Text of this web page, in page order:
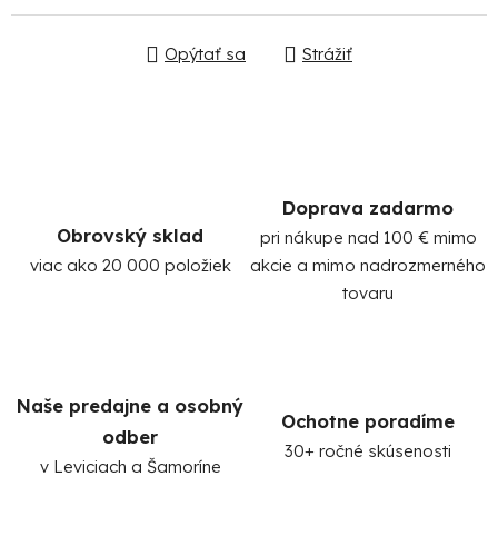
Opýtať sa Strážiť
Obrovský sklad
viac ako 20 000 položiek
Doprava zadarmo
pri nákupe nad 100 € mimo
akcie a mimo nadrozmerného
tovaru
Naše predajne a osobný
odber
v Leviciach a Šamoríne
Ochotne poradíme
30+ ročné skúsenosti